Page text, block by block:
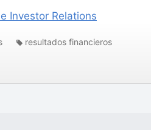
Investor Relations
resultados financieros